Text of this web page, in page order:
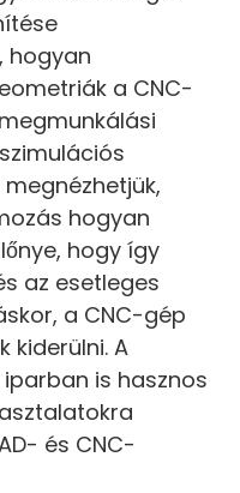
hogyan
a CNC-
hogyan
hogy így
az esetleges
a CNC-gép
kiderülni. A
is hasznos
és CNC-